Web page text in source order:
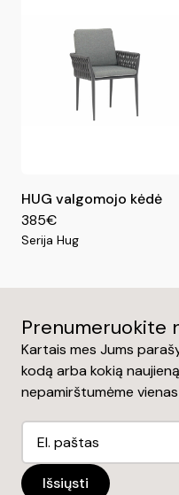
HUG valgomojo kėdė
385€
Serija Hug
Prenumeruokite
Kartais mes Jums
kodą arba kokią
nepamirštumėme